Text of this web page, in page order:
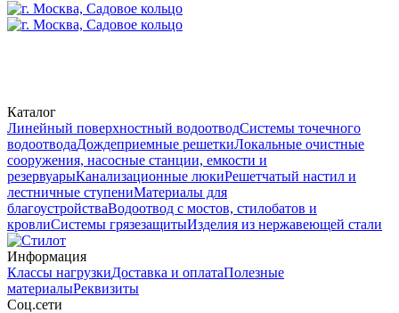
Каталог
Линейный поверхностный водоотводСистемы точечного
водоотводаДождеприемные решеткиЛокальные очистные
сооружения, насосные станции, емкости и
резервуарыКанализационные люкиРешетчатый настил и
лестничные ступениМатериалы для
благоустройстваВодоотвод с мостов, стилобатов и
кровлиСистемы грязезащитыИзделия из нержавеющей стали
Информация
Классы нагрузкиДоставка и оплатаПолезные
материалыРеквизиты
Cоц.сети